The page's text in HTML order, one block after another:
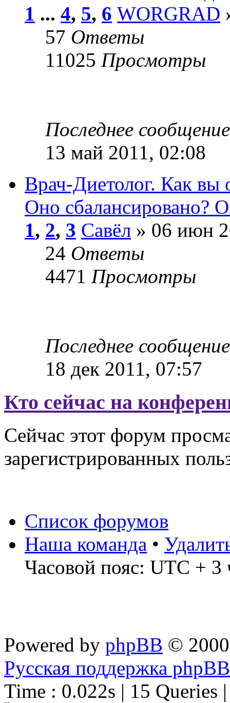
1 ... 4, 5, 6 WORGRAD
57 Ответы
11025 Просмотры
Последнее
13 май 2011, 02:08
Врач-Диетолог. Как вы
Оно сбалансировано?
1, 2, 3 Савёл » 06 июн
24 Ответы
4471 Просмотры
Последнее
18 дек 2011, 07:57
Кто сейчас на
Сейчас этот форум
зарегистрированных
Список форумов
Наша команда •
Часовой пояс: UTC + 3
Powered by phpBB ©
Русская поддержка phpBB
Time : 0.022s | 15 Queries